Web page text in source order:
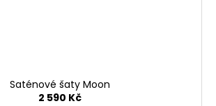
Saténové šaty Moon
2 590 Kč